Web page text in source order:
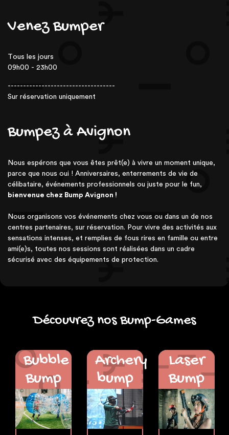
Venez Bumper
Tous les jours
09h00 - 23h00
-----------------------------------
Sur réservation uniquement
Bumpez à Avignon
Nous espérons que vous êtes prêt(e) à vivre un moment unique,
parce que nous oui ! Anniversaires, enterrements de vie de
célibataire, événements professionnels ou juste pour le fun,
bienvenue chez Bump Avignon !
Nous organisons vos événements chez vous ou dans un de nos
centres partenaires, sur réservation. Pour vivre des activités aux
sensations intenses, et remplies de fous rires en famille ou entre
ami(e)s, toutes nos sessions sont réalisées dans un cadre
sécurisé avec des équipements de protection.
Découvrez nos Bump-Games
Bubble
Bump
Archery
bump
Laser
Bump